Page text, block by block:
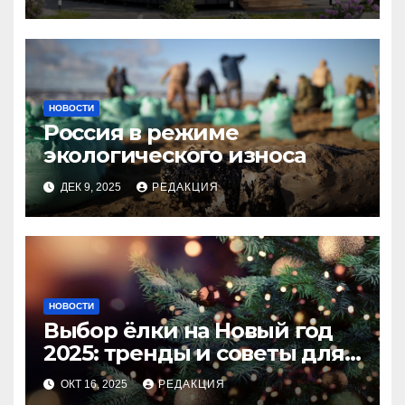
НОВОСТИ
Россия в режиме
экологического износа
ДЕК 9, 2025 РЕДАКЦИЯ
НОВОСТИ
Выбор ёлки на Новый год
2025: тренды и советы для
идеального праздника
ОКТ 16, 2025 РЕДАКЦИЯ